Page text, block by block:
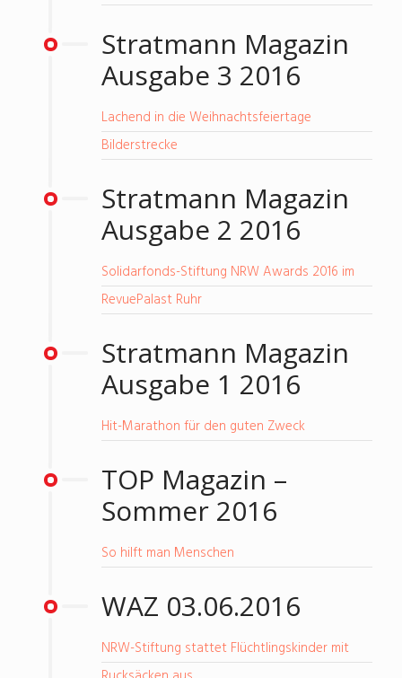
Stratmann Magazin
Ausgabe 3 2016
Lachend in die Weihnachtsfeiertage
Bilderstrecke
Stratmann Magazin
Ausgabe 2 2016
Solidarfonds-Stiftung NRW Awards 2016 im
RevuePalast Ruhr
Stratmann Magazin
Ausgabe 1 2016
Hit-Marathon für den guten Zweck
TOP Magazin –
Sommer 2016
So hilft man Menschen
WAZ 03.06.2016
NRW-Stiftung stattet Flüchtlingskinder mit